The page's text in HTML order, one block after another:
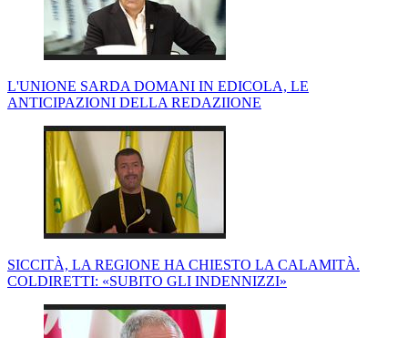
L'UNIONE SARDA DOMANI IN EDICOLA, LE
ANTICIPAZIONI DELLA REDAZIIONE
SICCITÀ, LA REGIONE HA CHIESTO LA CALAMITÀ.
COLDIRETTI: «SUBITO GLI INDENNIZZI»